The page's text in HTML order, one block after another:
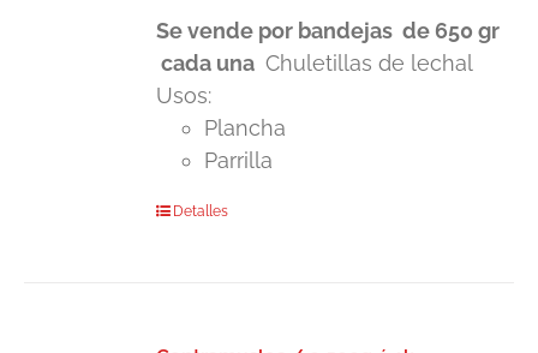
desde
24,50€
Se vende por bandejas de 650 gr
cada una Chuletillas de lechal
Usos:
Plancha
Parrilla
Este
variantes.
Detalles